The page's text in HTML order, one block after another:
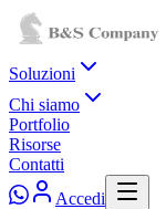
Soluzioni
Chi siamo
Portfolio
Risorse
Contatti
Accedi